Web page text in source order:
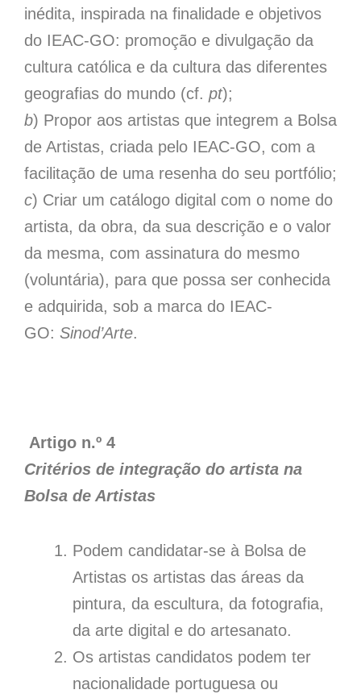
inédita, inspirada na finalidade e objetivos
do IEAC-GO: promoção e divulgação da
cultura católica e da cultura das diferentes
geografias do mundo (cf. pt);
b) Propor aos artistas que integrem a Bolsa
de Artistas, criada pelo IEAC-GO, com a
facilitação de uma resenha do seu portfólio;
c) Criar um catálogo digital com o nome do
artista, da obra, da sua descrição e o valor
da mesma, com assinatura do mesmo
(voluntária), para que possa ser conhecida
e adquirida, sob a marca do IEAC-
GO: Sinod’Arte.
Artigo n.º 4
Critérios de integração do artista na
Bolsa de Artistas
Podem candidatar-se à Bolsa de
Artistas os artistas das áreas da
pintura, da escultura, da fotografia,
da arte digital e do artesanato.
Os artistas candidatos podem ter
nacionalidade portuguesa ou